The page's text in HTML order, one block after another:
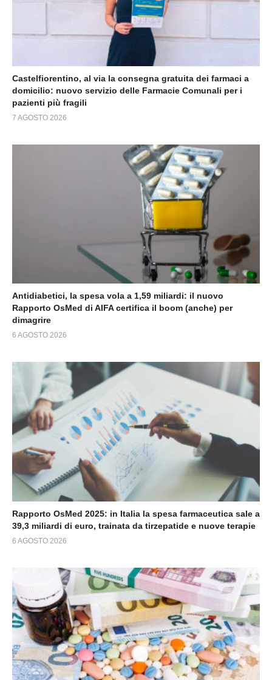
Castelfiorentino, al via la consegna gratuita dei farmaci a
domicilio: nuovo servizio delle Farmacie Comunali per i
pazienti più fragili
7 AGOSTO 2026
Antidiabetici, la spesa vola a 1,59 miliardi: il nuovo
Rapporto OsMed di AIFA certifica il boom (anche) per
dimagrire
6 AGOSTO 2026
Rapporto OsMed 2025: in Italia la spesa farmaceutica sale a
39,3 miliardi di euro, trainata da tirzepatide e nuove terapie
6 AGOSTO 2026